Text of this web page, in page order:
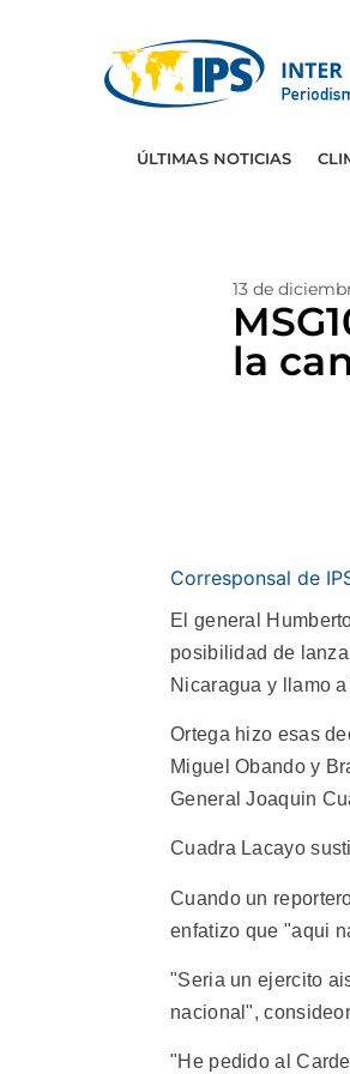
ÚLTIMAS NOTICIAS
13 de
la
Corresponsal de
El general
posibilidad de
Nicaragua y llamo
Ortega hizo esas
Miguel Obando y
General Joaquin
Cuadra Lacayo
Cuando un
enfatizo que "aqui
"Seria un ejercito
nacional",
"He pedido al